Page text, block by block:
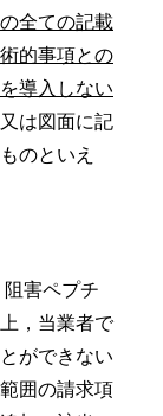
全ての記載
的事項との
導入しない
は図面に記
のといえ
害ペプチ
，当業者で
ができない
囲の請求項